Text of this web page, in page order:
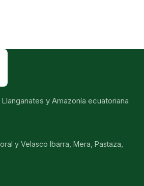
Llanganates y Amazonía ecuatoriana
y Velasco Ibarra, Mera, Pastaza,